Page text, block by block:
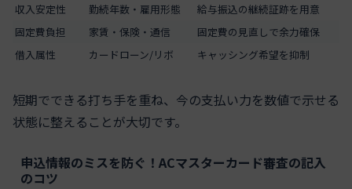
収入安定性
勤続年数・雇用形態
給与振込の継続証跡を用意
固定費負担
家賃・保険・通信
固定費の見直しで余力確保
借入属性
カードローン/リボ キャッシング希望を抑制
短期でできる打ち手を重ね、今の支払い力を数値で示せる
状態に整えることが大切です。
申込情報のミスを防ぐ！ACマスターカード審査の記入
のコツ